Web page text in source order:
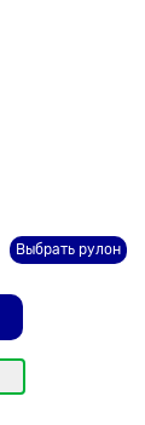
Выбрать рулон